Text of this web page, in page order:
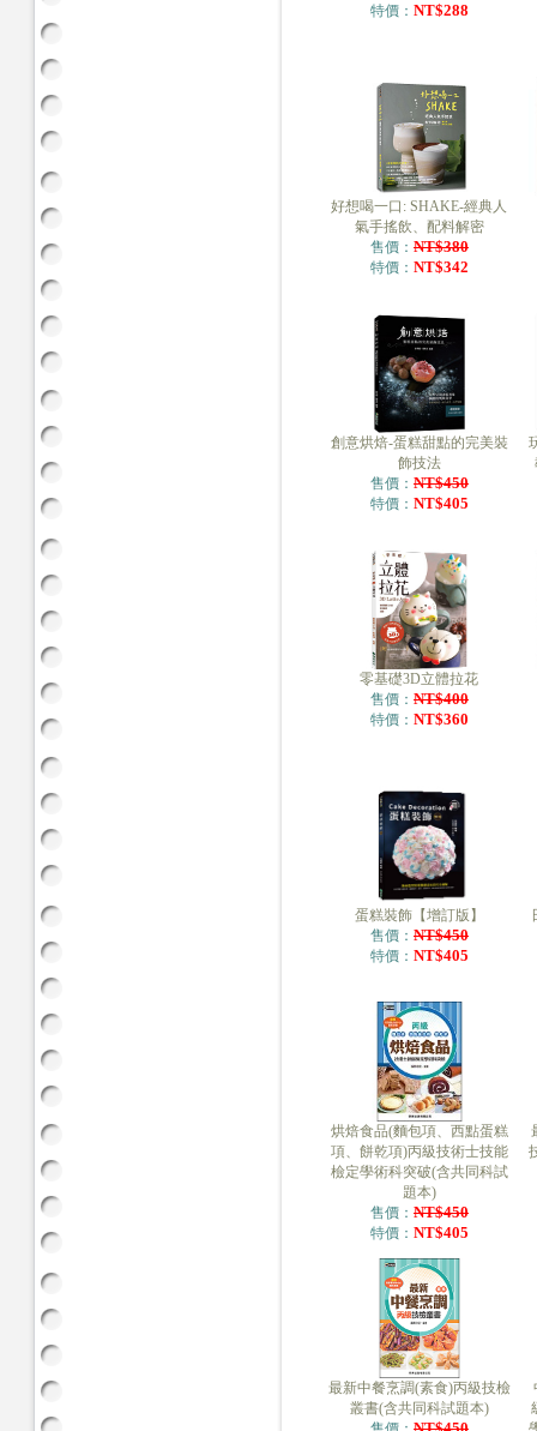
特價： NT$288
好想喝一口: SHAKE-經典人
氣手搖飲、配料解密
售價： NT$380
特價： NT$342
創意烘焙-蛋糕甜點的完美裝
飾技法
售價： NT$450
特價： NT$405
零基礎3D立體拉花
售價： NT$400
特價： NT$360
蛋糕裝飾【增訂版】
售價： NT$450
特價： NT$405
烘焙食品(麵包項、西點蛋糕
項、餅乾項)丙級技術士技能
檢定學術科突破(含共同科試
題本)
售價： NT$450
特價： NT$405
最新中餐烹調(素食)丙級技檢
叢書(含共同科試題本)